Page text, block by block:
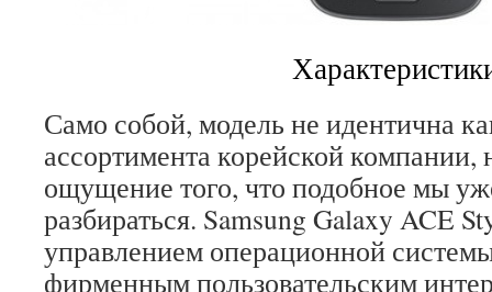
Само собой, модель не идентична
ассортимента корейской компании,
ощущение того, что подобное мы
разбираться. Samsung Galaxy ACE
управлением операционной
фирменным пользовательским